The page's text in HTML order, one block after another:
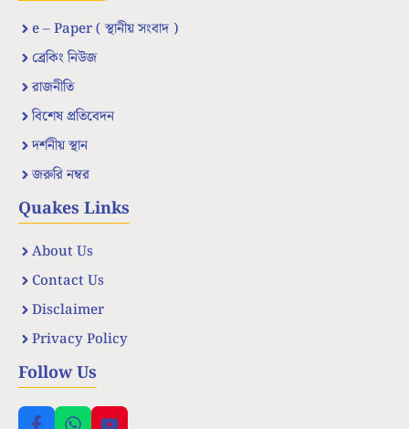
e – Paper ( স্থানীয় সংবাদ )
ব্রেকিং নিউজ
রাজনীতি
বিশেষ প্রতিবেদন
দর্শনীয় স্থান
জরুরি নম্বর
Quakes Links
About Us
Contact Us
Disclaimer
Privacy Policy
Follow Us